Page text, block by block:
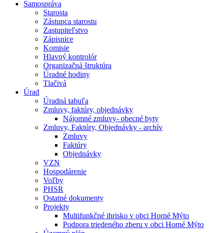
Samospráva
Starosta
Zástupca starostu
Zastupiteľstvo
Zápisnice
Komisie
Hlavný kontrolór
Organizačná štruktúra
Úradné hodiny
Tlačivá
Úrad
Úradná tabuľa
Zmluvy, faktúry, objednávky
Nájomné zmluvy- obecné byty
Zmluvy, Faktúry, Objednávky - archív
Zmluvy
Faktúry
Objednávky
VZN
Hospodárenie
Voľby
PHSR
Ostatné dokumenty
Projekty
Multifunkčné ihrisko v obci Horné Mýto
Podpora triedeného zberu v obci Horné Mýto